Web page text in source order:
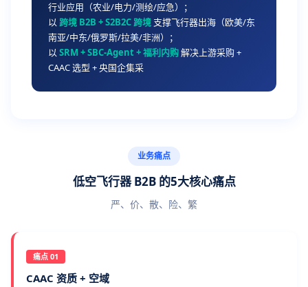
行业应用（农业/电力/测绘/应急）；
以 跨境 B2B + S2B2C 跨境 支撑飞行器出海（欧美/东
南亚/中东/俄罗斯/拉美/非洲）；
以 SRM + SBC-Agent + 福利内购解决上游采购 +
CAAC 选型 + 央国企集采
业务痛点
低空飞行器 B2B 的5大核心痛点
严、价、散、险、繁
痛点 01
CAAC 资质 + 空域